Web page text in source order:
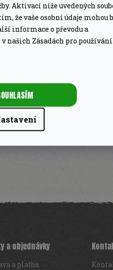
Aktivací níže uvedených
že vaše osobní údaje mohou
informace o převodu a
našich Zásadách pro používání
ke květáku, k BBQ, ke
ocet, barvivo:
z nichž 0g jsou nasycené
a objednávky
a platba